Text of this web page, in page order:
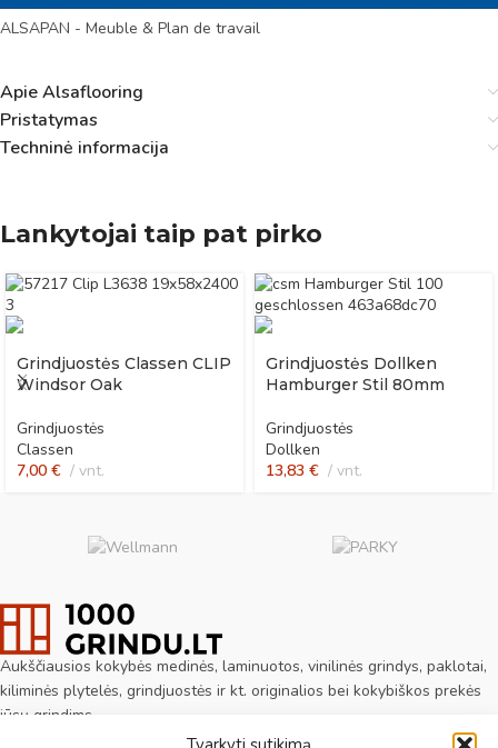
ALSAPAN - Meuble & Plan de travail
Apie Alsaflooring
Pristatymas
Techninė informacija
Lankytojai taip pat pirko
Grindjuostės Classen CLIP
Windsor Oak
Grindjuostės
Classen
7,00 € vnt.
Grindjuostės Dollken
Hamburger Stil 80mm
Grindjuostės
Dollken
13,83 € vnt.
Aukščiausios kokybės medinės, laminuotos, vinilinės grindys, paklotai,
kiliminės plytelės, grindjuostės ir kt. originalios bei kokybiškos prekės
jūsų grindims.